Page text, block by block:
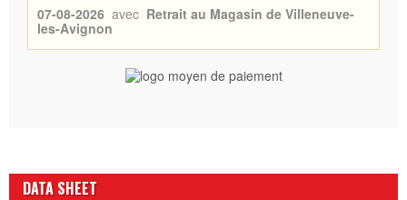
07-08-2026 avec Retrait au Magasin de Villeneuve-
les-Avignon
DATA SHEET